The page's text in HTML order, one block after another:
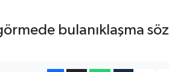
bulanıklaşma söz